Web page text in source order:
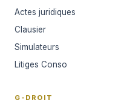
Actes juridiques
Clausier
Simulateurs
Litiges Conso
G-DROIT